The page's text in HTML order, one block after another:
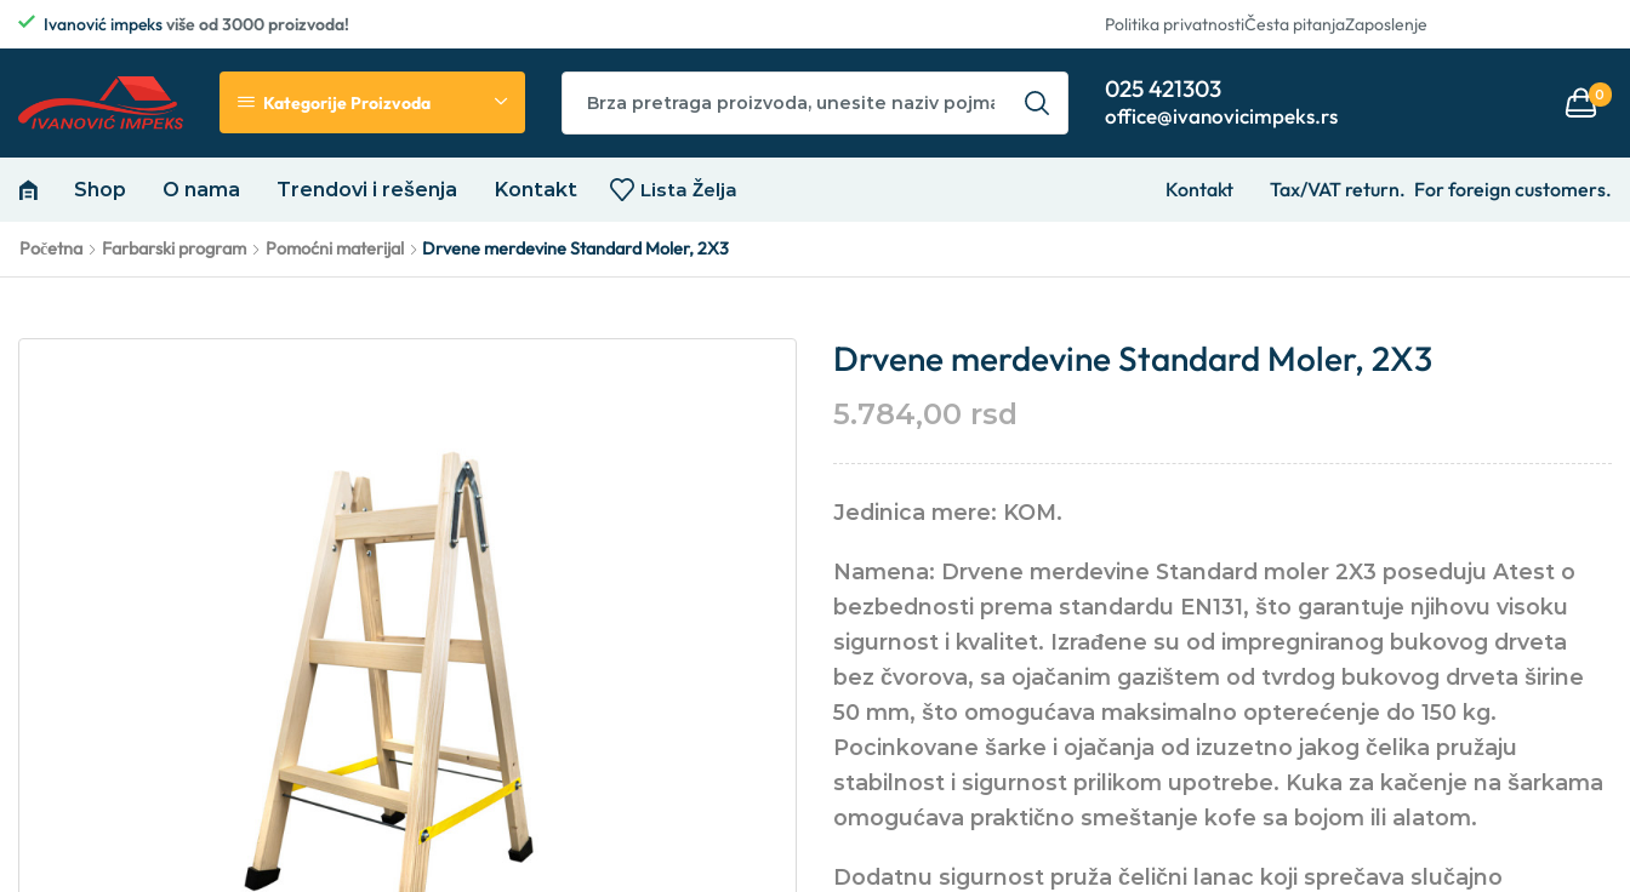
Ivanović impeksviše od 3000 proizvoda! Politika privatnostiČesta pitanjaZaposlenje
Kategorije Proizvoda 025 421303
office@ivanovicimpeks.rs
0
Shop O nama Trendovi i rešenja Kontakt Lista Želja Kontakt Tax/VAT return. For foreign customers.
Početna Farbarski program Pomoćni materijal Drvene merdevine Standard Moler, 2X3
Drvene merdevine Standard Moler, 2X3
5.784,00 rsd
Jedinica mere: KOM.
Namena: Drvene merdevine Standard moler 2X3 poseduju Atest o
bezbednosti prema standardu EN131, što garantuje njihovu visoku
sigurnost i kvalitet. Izrađene su od impregniranog bukovog drveta
bez čvorova, sa ojačanim gazištem od tvrdog bukovog drveta širine
50 mm, što omogućava maksimalno opterećenje do 150 kg.
Pocinkovane šarke i ojačanja od izuzetno jakog čelika pružaju
stabilnost i sigurnost prilikom upotrebe. Kuka za kačenje na šarkama
omogućava praktično smeštanje kofe sa bojom ili alatom.
Dodatnu sigurnost pruža čelični lanac koji sprečava slučajno